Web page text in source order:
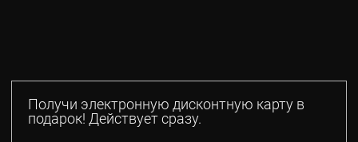
Получи электронную дисконтную карту в
подарок! Действует сразу.